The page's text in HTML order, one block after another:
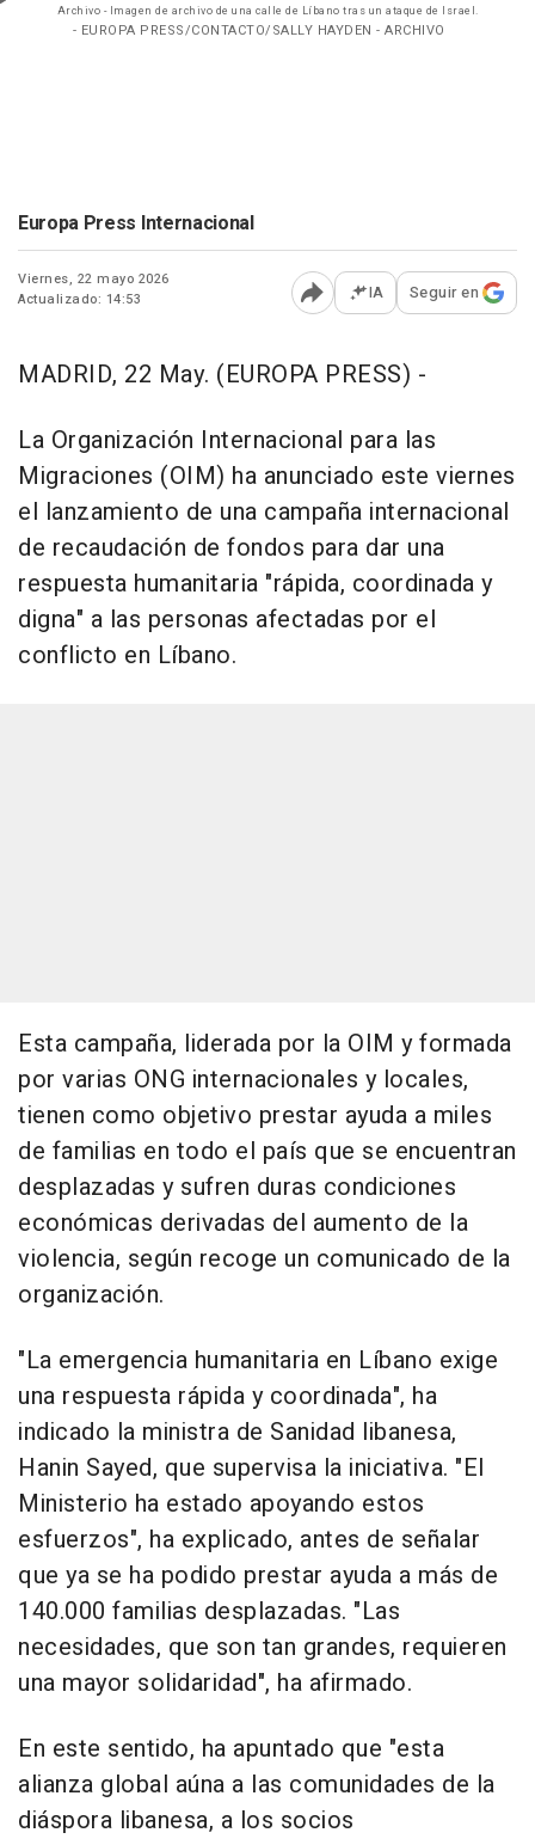
Archivo - Imagen de archivo de una calle de Líbano tras un ataque de Israel.
- EUROPA PRESS/CONTACTO/SALLY HAYDEN - ARCHIVO
Europa Press Internacional
Viernes, 22 mayo 2026
Actualizado: 14:53
Abrir opciones para
IA Seguir en
MADRID, 22 May. (EUROPA PRESS) -
La Organización Internacional para las
Migraciones (OIM) ha anunciado este viernes
el lanzamiento de una campaña internacional
de recaudación de fondos para dar una
respuesta humanitaria "rápida, coordinada y
digna" a las personas afectadas por el
conflicto en Líbano.
Esta campaña, liderada por la OIM y formada
por varias ONG internacionales y locales,
tienen como objetivo prestar ayuda a miles
de familias en todo el país que se encuentran
desplazadas y sufren duras condiciones
económicas derivadas del aumento de la
violencia, según recoge un comunicado de la
organización.
"La emergencia humanitaria en Líbano exige
una respuesta rápida y coordinada", ha
indicado la ministra de Sanidad libanesa,
Hanin Sayed, que supervisa la iniciativa. "El
Ministerio ha estado apoyando estos
esfuerzos", ha explicado, antes de señalar
que ya se ha podido prestar ayuda a más de
140.000 familias desplazadas. "Las
necesidades, que son tan grandes, requieren
una mayor solidaridad", ha afirmado.
En este sentido, ha apuntado que "esta
alianza global aúna a las comunidades de la
diáspora libanesa, a los socios